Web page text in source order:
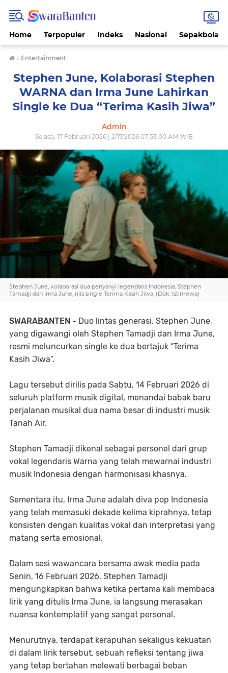
Home Terpopuler Indeks Nasional Sepakbola
› Entertainment
Stephen June, Kolaborasi Stephen
WARNA dan Irma June Lahirkan
Single ke Dua “Terima Kasih Jiwa”
Admin
Selasa, 17 Februari 2026 | 2/17/2026 07:53:00 AM WIB
Stephen June, kolaborasi dua penyanyi legendaris Indonesia, Stephen
Tamadji dan Irma June, rilis single Terima Kasih Jiwa. (Dok. Istimewa)
SWARABANTEN - Duo lintas generasi, Stephen June,
yang digawangi oleh Stephen Tamadji dan Irma June,
resmi meluncurkan single ke dua bertajuk “Terima
Kasih Jiwa”.
Lagu tersebut dirilis pada Sabtu, 14 Februari 2026 di
seluruh platform musik digital, menandai babak baru
perjalanan musikal dua nama besar di industri musik
Tanah Air.
Stephen Tamadji dikenal sebagai personel dari grup
vokal legendaris Warna yang telah mewarnai industri
musik Indonesia dengan harmonisasi khasnya.
Sementara itu, Irma June adalah diva pop Indonesia
yang telah memasuki dekade kelima kiprahnya, tetap
konsisten dengan kualitas vokal dan interpretasi yang
matang serta emosional.
Dalam sesi wawancara bersama awak media pada
Senin, 16 Februari 2026, Stephen Tamadji
mengungkapkan bahwa ketika pertama kali membaca
lirik yang ditulis Irma June, ia langsung merasakan
nuansa kontemplatif yang sangat personal.
Menurutnya, terdapat kerapuhan sekaligus kekuatan
di dalam lirik tersebut, sebuah refleksi tentang jiwa
yang tetap bertahan melewati berbagai beban